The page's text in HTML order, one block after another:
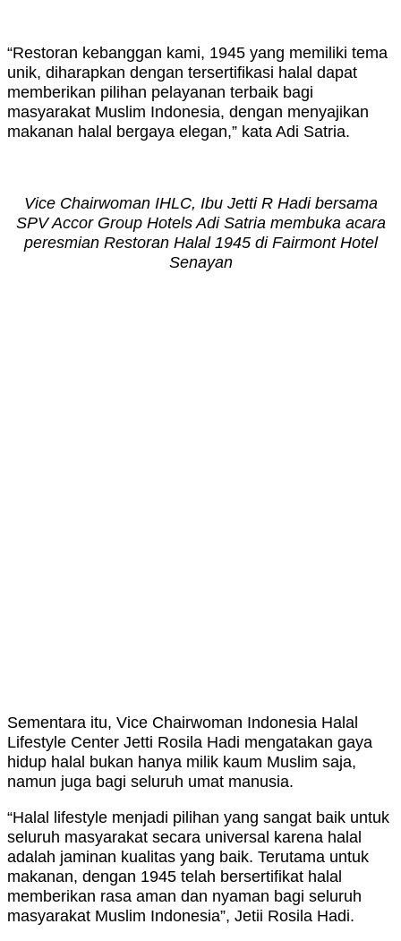
“Restoran kebanggan kami, 1945 yang memiliki tema
unik, diharapkan dengan tersertifikasi halal dapat
memberikan pilihan pelayanan terbaik bagi
masyarakat Muslim Indonesia, dengan menyajikan
makanan halal bergaya elegan,” kata Adi Satria.
Vice Chairwoman IHLC, Ibu Jetti R Hadi bersama
SPV Accor Group Hotels Adi Satria membuka acara
peresmian Restoran Halal 1945 di Fairmont Hotel
Senayan
Sementara itu, Vice Chairwoman Indonesia Halal
Lifestyle Center Jetti Rosila Hadi mengatakan gaya
hidup halal bukan hanya milik kaum Muslim saja,
namun juga bagi seluruh umat manusia.
“Halal lifestyle menjadi pilihan yang sangat baik untuk
seluruh masyarakat secara universal karena halal
adalah jaminan kualitas yang baik. Terutama untuk
makanan, dengan 1945 telah bersertifikat halal
memberikan rasa aman dan nyaman bagi seluruh
masyarakat Muslim Indonesia”, Jetii Rosila Hadi.